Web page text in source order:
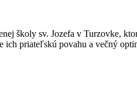
školy sv. Jozefa v Turzovke,
priateľskú povahu a večný